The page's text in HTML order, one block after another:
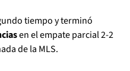
tiempo y terminó
en el empate parcial 2-2
de la MLS.